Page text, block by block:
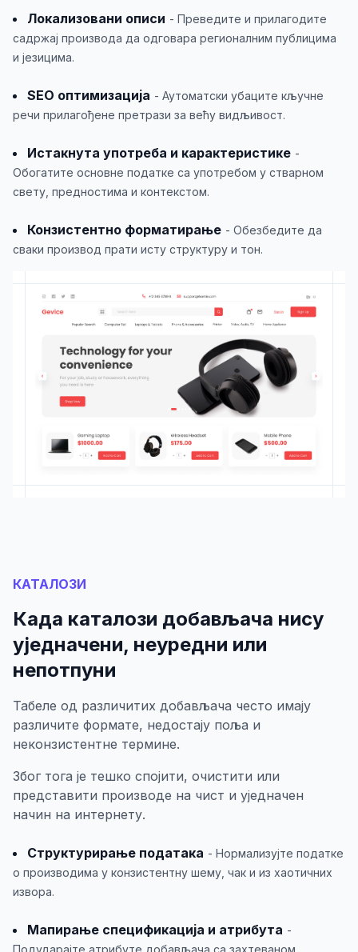
Локализовани описи - Преведите и прилагодите
садржај производа да одговара регионалним публицима
и језицима.
SEO оптимизација - Аутоматски убаците кључне
речи прилагођене претрази за већу видљивост.
Истакнута употреба и карактеристике -
Обогатите основне податке са употребом у стварном
свету, предностима и контекстом.
Конзистентно форматирање - Обезбедите да
сваки производ прати исту структуру и тон.
КАТАЛОЗИ
Када каталози добављача нису
уједначени, неуредни или
непотпуни
Табеле од различитих добављача често имају
различите формате, недостају поља и
неконзистентне термине.
Због тога је тешко спојити, очистити или
представити производе на чист и уједначен
начин на интернету.
Структурирање података - Нормализујте податке
о производима у конзистентну шему, чак и из хаотичних
извора.
Мапирање спецификација и атрибута -
Подударајте атрибуте добављача са захтеваном